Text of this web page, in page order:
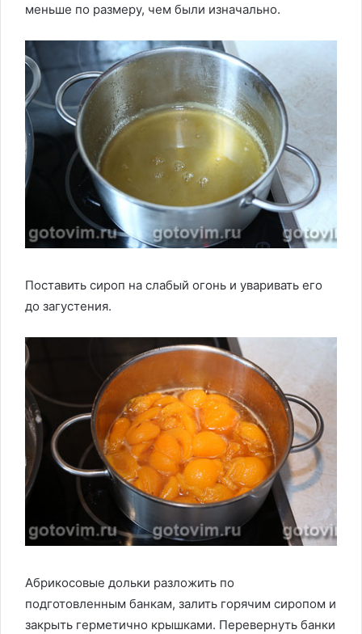
меньше по размеру, чем были изначально.
Поставить сироп на слабый огонь и уваривать его
до загустения.
Абрикосовые дольки разложить по
подготовленным банкам, залить горячим сиропом и
закрыть герметично крышками. Перевернуть банки